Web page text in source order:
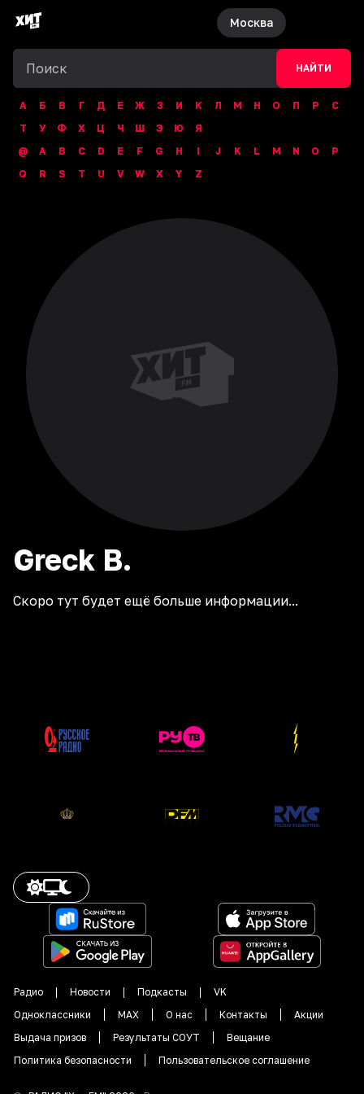
Москва
НАЙТИ
А Б В Г Д Е Ж З И К Л М Н О П Р
С
Т
У Ф Х Ц Ч Ш Э Ю
Я
@
A B C D E F G H I J K L M N O
P
Q
R S T U V W X Y Z
Greck B.
Скоро тут будет ещё больше информации...
Радио Новости Подкасты
VK
Одноклассники
MAX О нас Контакты
Акции
Выдача призов
Результаты СОУТ
Вещание
Политика безопасности
Пользовательское соглашение